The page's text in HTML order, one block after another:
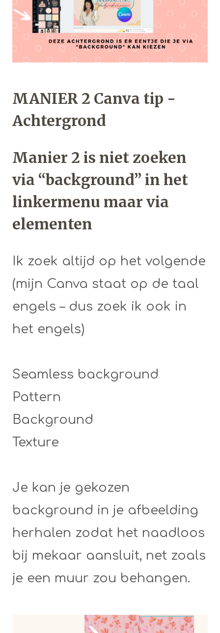
MANIER 2 Canva tip -
Achtergrond
Manier 2 is niet zoeken
via “background” in het
linkermenu maar via
elementen
Ik zoek altijd op het volgende
(mijn Canva staat op de taal
engels – dus zoek ik ook in
het engels)
Seamless background
Pattern
Background
Texture
Je kan je gekozen
background in je afbeelding
herhalen zodat het naadloos
bij mekaar aansluit, net zoals
je een muur zou behangen.